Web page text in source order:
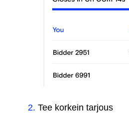
2. Tee korkein tarjous